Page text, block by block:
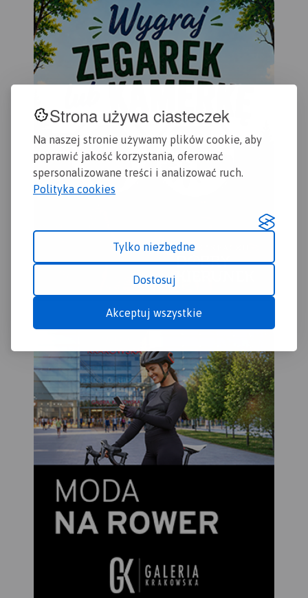
Strona używa ciasteczek
Na naszej stronie używamy plików cookie, aby
poprawić jakość korzystania, oferować
spersonalizowane treści i analizować ruch.
Polityka cookies
Tylko niezbędne
Dostosuj
Akceptuj wszystkie